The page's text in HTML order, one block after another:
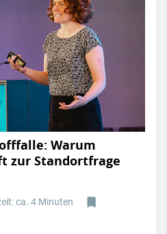
Warum
zur Standortfrage
ca. 4 Minuten